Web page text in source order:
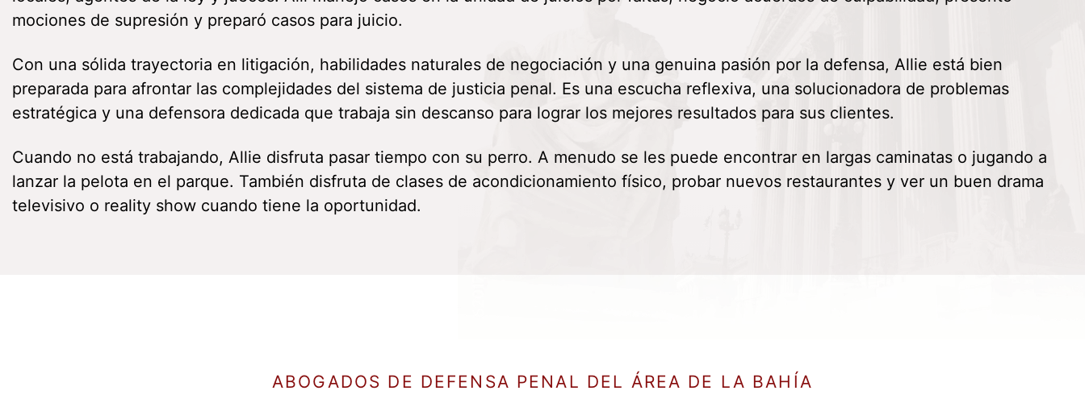
mociones de supresión y preparó casos para juicio.
Con una sólida trayectoria en litigación, habilidades naturales de negociación y una genuina pasión por la defensa, Allie está bien
preparada para afrontar las complejidades del sistema de justicia penal. Es una escucha reflexiva, una solucionadora de problemas
estratégica y una defensora dedicada que trabaja sin descanso para lograr los mejores resultados para sus clientes.
Cuando no está trabajando, Allie disfruta pasar tiempo con su perro. A menudo se les puede encontrar en largas caminatas o jugando a
lanzar la pelota en el parque. También disfruta de clases de acondicionamiento físico, probar nuevos restaurantes y ver un buen drama
televisivo o reality show cuando tiene la oportunidad.
ABOGADOS DE DEFENSA PENAL DEL ÁREA DE LA BAHÍA